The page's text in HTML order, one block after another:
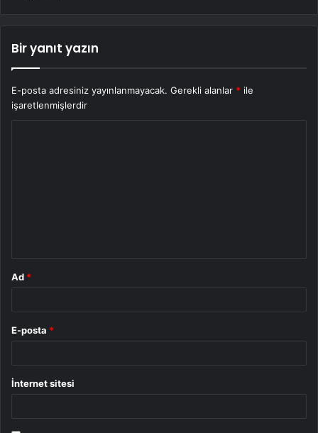
Bir yanıt yazın
E-posta adresiniz yayınlanmayacak. Gerekli alanlar * ile
işaretlenmişlerdir
Ad *
E-posta *
İnternet sitesi